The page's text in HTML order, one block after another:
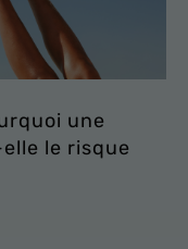
une
le risque